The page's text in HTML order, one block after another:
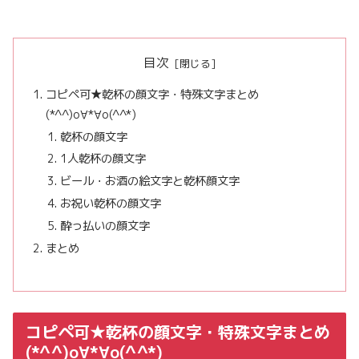
目次
コピペ可★乾杯の顔文字・特殊文字まとめ
(*^^)o∀*∀o(^^*)
乾杯の顔文字
1人乾杯の顔文字
ビール・お酒の絵文字と乾杯顔文字
お祝い乾杯の顔文字
酔っ払いの顔文字
まとめ
コピペ可★乾杯の顔文字・特殊文字まとめ
(*^^)o∀*∀o(^^*)